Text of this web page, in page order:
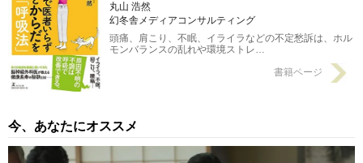
丸山 浩然
幻冬舎メディアコンサルティング
頭痛、肩こり、不眠、イライラなどの不定愁訴は、ホル
モンバランスの乱れや環境ストレ…
書籍ページ
今、あなたにオススメ